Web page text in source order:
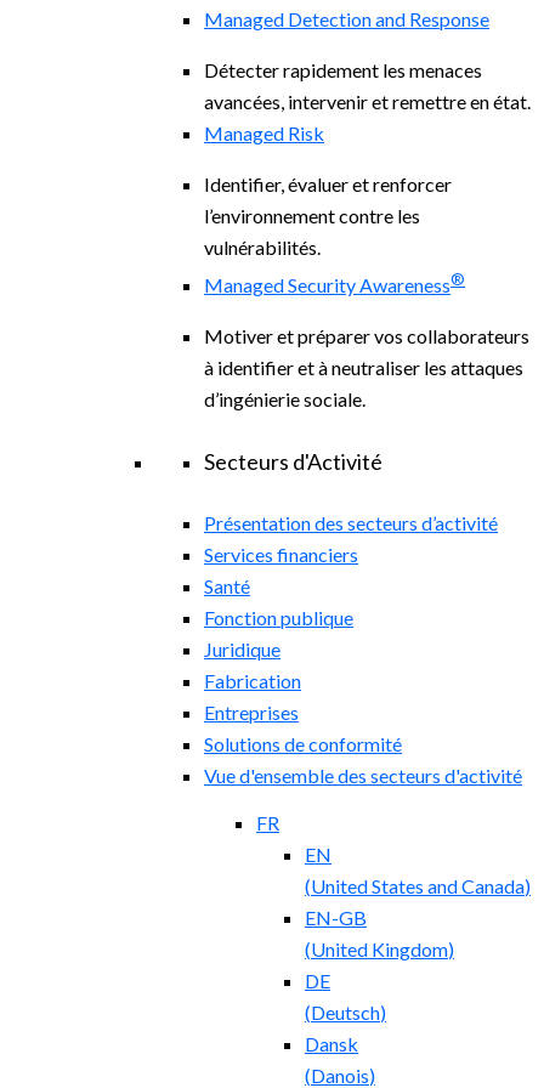
Managed Detection and Response
Détecter rapidement les menaces
avancées, intervenir et remettre en état.
Managed Risk
Identifier, évaluer et renforcer
l’environnement contre les
vulnérabilités.
Managed Security Awareness®
Motiver et préparer vos collaborateurs
à identifier et à neutraliser les attaques
d’ingénierie sociale.
Secteurs d'Activité
Présentation des secteurs d’activité
Services financiers
Santé
Fonction publique
Juridique
Fabrication
Entreprises
Solutions de conformité
Vue d'ensemble des secteurs d'activité
FR
EN
(United States and Canada)
EN-GB
(United Kingdom)
DE
(Deutsch)
Dansk
(Danois)